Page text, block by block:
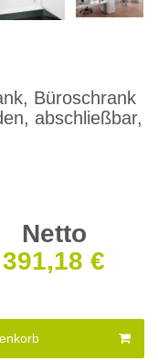
Büroschrank
abschließbar,
Netto
391,18 €